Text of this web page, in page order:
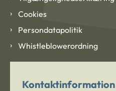
Cookies
Persondatapolitik
Whistleblowerordning
Kontaktinformation